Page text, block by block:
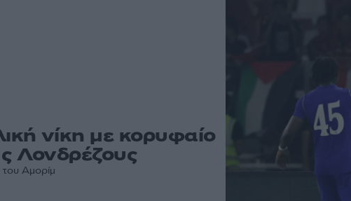
νίκη με κορυφαίο
Λονδρέζους
του Αμορίμ